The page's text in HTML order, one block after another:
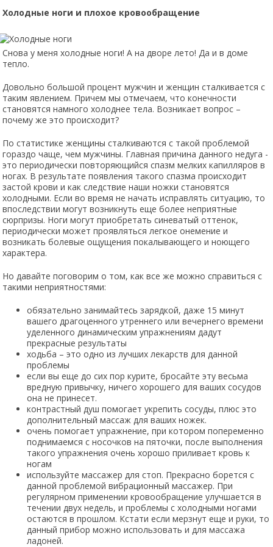
Холодные ноги и плохое кровообращение
Снова у меня холодные ноги! А на дворе лето! Да и в доме
тепло.
Довольно большой процент мужчин и женщин сталкивается с
таким явлением. Причем мы отмечаем, что конечности
становятся намного холоднее тела. Возникает вопрос –
почему же это происходит?
По статистике женщины сталкиваются с такой проблемой
гораздо чаще, чем мужчины. Главная причина данного недуга -
это периодически повторяющийся спазм мелких капилляров в
ногах. В результате появления такого спазма происходит
застой крови и как следствие наши ножки становятся
холодными. Если во время не начать исправлять ситуацию, то
впоследствии могут возникнуть еще более неприятные
сюрпризы. Ноги могут приобретать синеватый оттенок,
периодически может проявляться легкое онемение и
возникать болевые ощущения покалывающего и ноющего
характера.
Но давайте поговорим о том, как все же можно справиться с
такими неприятностями:
обязательно занимайтесь зарядкой, даже 15 минут
вашего драгоценного утреннего или вечернего времени
уделенного динамическим упражнениям дадут
прекрасные результаты
ходьба – это одно из лучших лекарств для данной
проблемы
если вы еще до сих пор курите, бросайте эту весьма
вредную привычку, ничего хорошего для ваших сосудов
она не принесет.
контрастный душ помогает укрепить сосуды, плюс это
дополнительный массаж для ваших ножек.
очень помогает упражнение, при котором попеременно
поднимаемся с носочков на пяточки, после выполнения
такого упражнения очень хорошо приливает кровь к
ногам
используйте массажер для стоп. Прекрасно борется с
данной проблемой вибрационный массажер. При
регулярном применении кровообращение улучшается в
течении двух недель, и проблемы с холодными ногами
остаются в прошлом. Кстати если мерзнут еще и руки, то
данный прибор можно использовать и для массажа
ладоней.